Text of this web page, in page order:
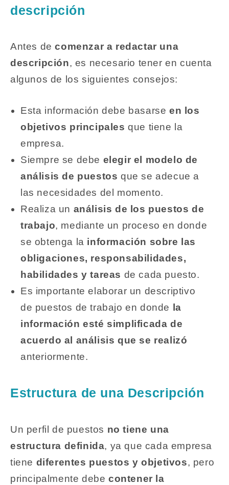
descripción
Antes decomenzar a redactar una
descripción, es necesario tener en cuenta
algunos de los siguientes consejos:
Esta información debe basarse en los
objetivos principalesque tiene la
empresa.
Siempre se debe elegir el modelo de
análisis de puestos que se adecue a
las necesidades del momento.
Realiza un análisis de los puestos de
trabajo, mediante un proceso en donde
se obtenga la información sobre las
obligaciones, responsabilidades,
habilidades y tareas de cada puesto.
Es importante elaborar un descriptivo
de puestos de trabajo en donde
la
información esté simplificada de
acuerdo al análisis que se realizó
anteriormente.
Estructura de una Descripción
Un perfil de puestos no tiene una
estructura definida, ya que cada empresa
tiene diferentes puestos y objetivos, pero
principalmente debecontener la